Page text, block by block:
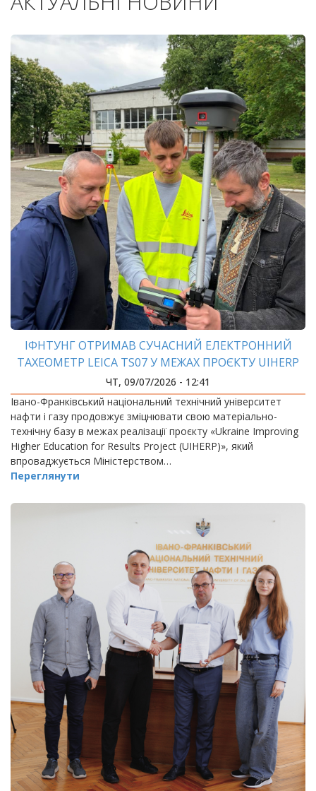
ІФНТУНГ ОТРИМАВ СУЧАСНИЙ ЕЛЕКТРОННИЙ
ТАХЕОМЕТР LEICA TS07 У МЕЖАХ ПРОЄКТУ UIHERP
ЧТ, 09/07/2026 - 12:41
Івано-Франківський національний технічний університет
нафти і газу продовжує зміцнювати свою матеріально-
технічну базу в межах реалізації проєкту «Ukraine Improving
Higher Education for Results Project (UIHERP)», який
впроваджується Міністерством…
Переглянути